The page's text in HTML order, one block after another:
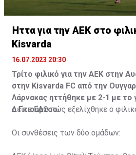
Ήττα για την ΑΕΚ στο
Kisvarda
16.07.2023 20:30
Τρίτο φιλικό για την ΑΕΚ στην
στην Kisvarda FC από την
Λάρνακας ηττήθηκε με 2-1 με το
ο Γκιούρτσο.
ΔείτεΕΔΩπώς εξελίχθηκε ο
Οι συνθέσεις των δύο ομάδων: